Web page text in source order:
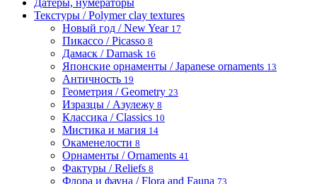
Датеры, нумераторы
Текстуры / Polymer clay textures
Новый год / New Year 17
Пикассо / Picasso 8
Дамаск / Damask 16
Японские орнаменты / Japanese ornaments 13
Античность 19
Геометрия / Geometry 23
Изразцы / Азулежу 8
Классика / Classics 10
Мистика и магия 14
Окаменелости 8
Орнаменты / Ornaments 41
Фактуры / Reliefs 8
Флора и фауна / Flora and Fauna 73